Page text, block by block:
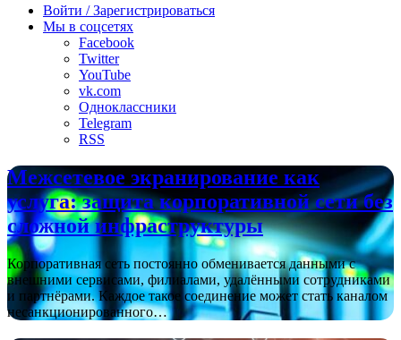
радио
Войти / Зарегистрироваться
Мы в соцсетях
Facebook
Twitter
YouTube
vk.com
Одноклассники
Telegram
RSS
Межсетевое экранирование как
услуга: защита корпоративной сети без
сложной инфраструктуры
Корпоративная сеть постоянно обменивается данными с
внешними сервисами, филиалами, удалёнными сотрудниками
и партнёрами. Каждое такое соединение может стать каналом
несанкционированного…